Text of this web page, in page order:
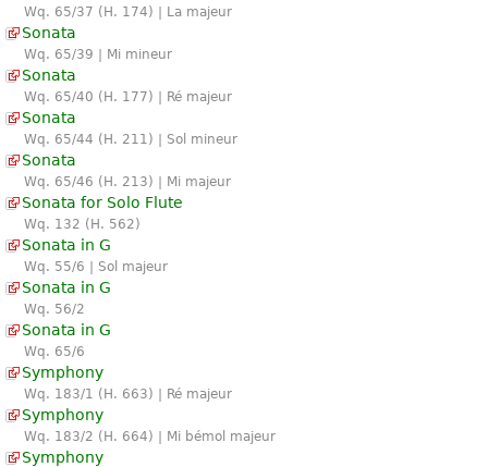
Wq. 65/37 (H. 174) | La majeur
Sonata
Wq. 65/39 | Mi mineur
Sonata
Wq. 65/40 (H. 177) | Ré majeur
Sonata
Wq. 65/44 (H. 211) | Sol mineur
Sonata
Wq. 65/46 (H. 213) | Mi majeur
Sonata for Solo Flute
Wq. 132 (H. 562)
Sonata in G
Wq. 55/6 | Sol majeur
Sonata in G
Wq. 56/2
Sonata in G
Wq. 65/6
Symphony
Wq. 183/1 (H. 663) | Ré majeur
Symphony
Wq. 183/2 (H. 664) | Mi bémol majeur
Symphony